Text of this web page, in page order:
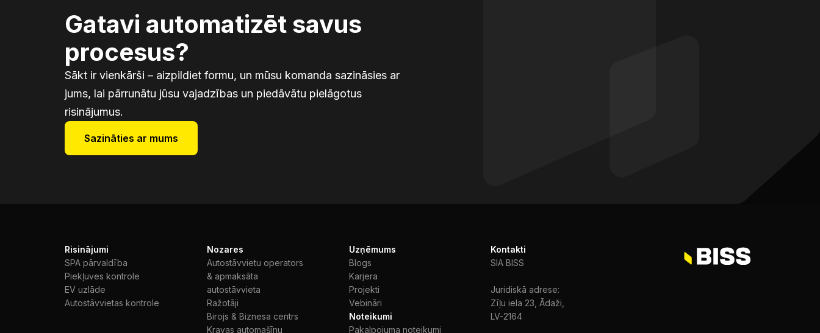
Gatavi automatizēt savus
procesus?
Sākt ir vienkārši – aizpildiet formu, un mūsu komanda sazināsies ar
jums, lai pārrunātu jūsu vajadzības un piedāvātu pielāgotus
risinājumus.
Sazināties ar mums
Risinājumi
SPA pārvaldība
Piekļuves kontrole
EV uzlāde
Autostāvvietas kontrole
Nozares
Autostāvvietu operators
& apmaksāta
autostāvvieta
Ražotāji
Birojs & Biznesa centrs
Kravas automašīnu
Uzņēmums
Blogs
Karjera
Projekti
Vebināri
Noteikumi
Pakalpojuma noteikumi
Kontakti
SIA BISS
Juridiskā adrese:
Zīļu iela 23, Ādaži,
LV-2164